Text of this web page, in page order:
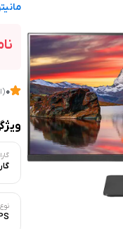
0